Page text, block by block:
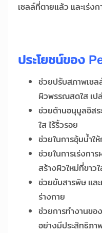
เซลล์ที่ตายแล้ว และเร่ง
ประโยชน์ของ
ช่วยปรับสภาพเซ
ผิวพรรณสดใส เป
ช่วยต้านอนุมูลอิส
ใส ไร้ริ้วรอย
ช่วยในการอุ้มน้ำใ
ช่วยในการเร่งกา
สร้างผิวใหม่ที่ขาว
ช่วยขับสารพิษ แล
ร่างกาย
ช่วยการทำงานขอ
อย่างมีประสิทธิภา